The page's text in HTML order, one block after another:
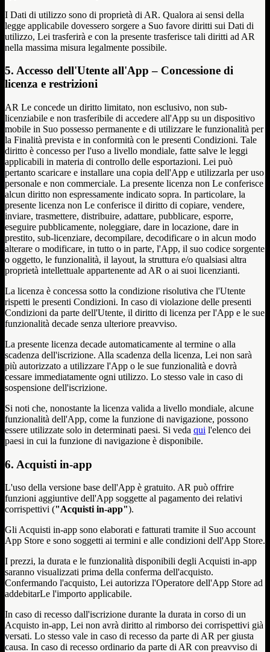
I Dati di utilizzo sono di proprietà di AR. Qualora ai sensi della
legge applicabile dovessero sorgere a Suo favore diritti sui Dati di
utilizzo, Lei trasferirà e con la presente trasferisce tali diritti ad AR
nella massima misura legalmente possibile.
5. Accesso dell'Utente all'App – Concessione di
licenza e restrizioni
AR Le concede un diritto limitato, non esclusivo, non sub-
licenziabile e non trasferibile di accedere all'App su un dispositivo
mobile in Suo possesso permanente e di utilizzare le funzionalità per
la Finalità prevista e in conformità con le presenti Condizioni. Tale
diritto è concesso per l'uso a livello mondiale, fatte salve le leggi
applicabili in materia di controllo delle esportazioni. Lei può
pertanto scaricare e installare una copia dell'App e utilizzarla per uso
personale e non commerciale. La presente licenza non Le conferisce
alcun diritto non espressamente indicato sopra. In particolare, la
presente licenza non Le conferisce il diritto di copiare, vendere,
inviare, trasmettere, distribuire, adattare, pubblicare, esporre,
eseguire pubblicamente, noleggiare, dare in locazione, dare in
prestito, sub-licenziare, decompilare, decodificare o in alcun modo
alterare o modificare, in tutto o in parte, l'App, il suo codice sorgente
o oggetto, le funzionalità, il layout, la struttura e/o qualsiasi altra
proprietà intellettuale appartenente ad AR o ai suoi licenzianti.
La licenza è concessa sotto la condizione risolutiva che l'Utente
rispetti le presenti Condizioni. In caso di violazione delle presenti
Condizioni da parte dell'Utente, il diritto di licenza per l'App e le sue
funzionalità decade senza ulteriore preavviso.
La presente licenza decade automaticamente al termine o alla
scadenza dell'iscrizione. Alla scadenza della licenza, Lei non sarà
più autorizzato a utilizzare l'App o le sue funzionalità e dovrà
cessare immediatamente ogni utilizzo. Lo stesso vale in caso di
sospensione dell'iscrizione.
Si noti che, nonostante la licenza valida a livello mondiale, alcune
funzionalità dell'App, come la funzione di navigazione, possono
essere utilizzate solo in determinati paesi. Si veda qui l'elenco dei
paesi in cui la funzione di navigazione è disponibile.
6. Acquisti in-app
L'uso della versione base dell'App è gratuito. AR può offrire
funzioni aggiuntive dell'App soggette al pagamento dei relativi
corrispettivi ("Acquisti in-app").
Gli Acquisti in-app sono elaborati e fatturati tramite il Suo account
App Store e sono soggetti ai termini e alle condizioni dell'App Store.
I prezzi, la durata e le funzionalità disponibili degli Acquisti in-app
saranno visualizzati prima della conferma dell'acquisto.
Confermando l'acquisto, Lei autorizza l'Operatore dell'App Store ad
addebitarLe l'importo applicabile.
In caso di recesso dall'iscrizione durante la durata in corso di un
Acquisto in-app, Lei non avrà diritto al rimborso dei corrispettivi già
versati. Lo stesso vale in caso di recesso da parte di AR per giusta
causa. In caso di recesso ordinario da parte di AR con preavviso di